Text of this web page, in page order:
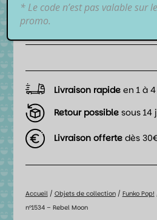
📦 Date de livraison
entre
Livraison rapide en 1 à
Retour possible sous 14
Livraison offerte dès
Accueil/ Objets de collection/ Funko Pop!
n°1534 – Rebel Moon
* Le code n’est pas valable sur
promo.